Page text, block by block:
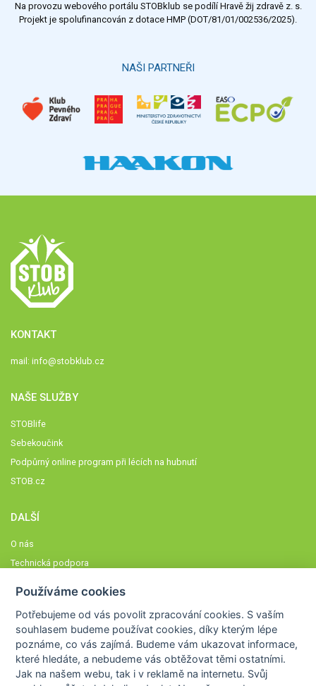
Výsledky Všechny ankety
Na provozu webového portálu STOBklub se podílí Hravě žij zdravě z. s.
Projekt je spolufinancován z dotace HMP (DOT/81/01/002536/2025).
NAŠI PARTNEŘI
KONTAKT
mail: info@stobklub.cz
NAŠE SLUŽBY
STOBlife
Sebekoučink
Podpůrný online program při lécích na hubnutí
STOB.cz
DALŠÍ
O nás
Technická podpora
Členové STOBklubu
Zásady nakládání s osobními údaji
Otestujte se
Spočítejte si
Používáme cookies
Potřebujeme od vás povolit zpracování cookies. S vaším
souhlasem budeme používat cookies, díky kterým lépe
poznáme,co vás zajímá. Budeme vám ukazovat informace,
které hledáte, a nebudeme vás obtěžovat těmi ostatními.
Jak na našem webu, tak i v reklamě na internetu. Svůj